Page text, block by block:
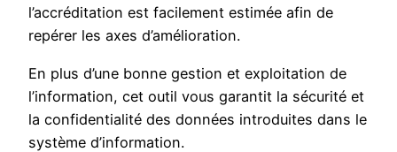
l’accréditation est facilement estimée afin de
repérer les axes d’amélioration.
En plus d’une bonne gestion et exploitation de
l’information, cet outil vous garantit la sécurité et
la confidentialité des données introduites dans le
système d’information.